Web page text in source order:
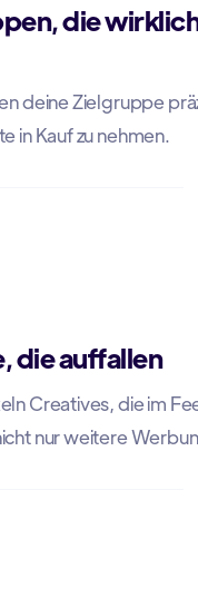
die
deine Zielgruppe
in Kauf zu nehmen.
die auffallen
Creatives, die im
nur weitere